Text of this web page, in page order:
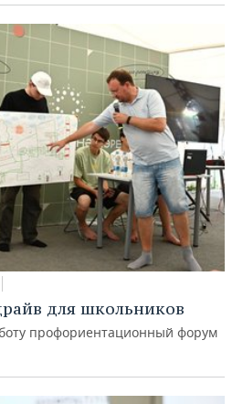
для школьников
профориентационный форум